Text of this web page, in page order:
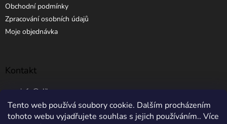
Tento web používá soubory cookie. Dalším procházením
tohoto webu vyjadřujete souhlas s jejich používáním.. Více
Obchodní podmínky
Zpracování osobních údajů
Moje objednávka
Kontakt
info @ elibros.cz
+420 734 184 444